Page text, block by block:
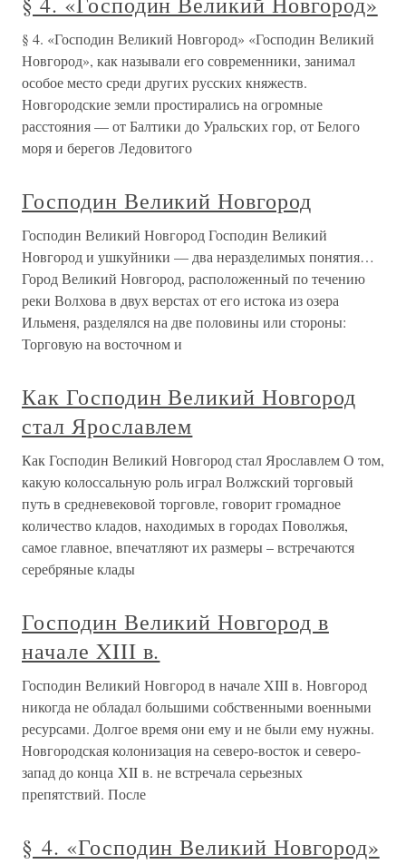
§ 4. «Господин Великий Новгород» «Господин Великий
Новгород», как называли его современники, занимал
особое место среди других русских княжеств.
Новгородские земли простирались на огромные
расстояния — от Балтики до Уральских гор, от Белого
моря и берегов Ледовитого
Господин Великий Новгород
Господин Великий Новгород Господин Великий
Новгород и ушкуйники — два неразделимых понятия…
Город Великий Новгород, расположенный по течению
реки Волхова в двух верстах от его истока из озера
Ильменя, разделялся на две половины или стороны:
Торговую на восточном и
Как Господин Великий Новгород
стал Ярославлем
Как Господин Великий Новгород стал Ярославлем О том,
какую колоссальную роль играл Волжский торговый
путь в средневековой торговле, говорит громадное
количество кладов, находимых в городах Поволжья,
самое главное, впечатляют их размеры – встречаются
серебряные клады
Господин Великий Новгород в
начале XIII в.
Господин Великий Новгород в начале XIII в. Новгород
никогда не обладал большими собственными военными
ресурсами. Долгое время они ему и не были ему нужны.
Новгородская колонизация на северо-восток и северо-
запад до конца XII в. не встречала серьезных
препятствий. После
§ 4. «Господин Великий Новгород»